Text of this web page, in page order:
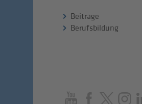
Beiträge
Berufsbildung